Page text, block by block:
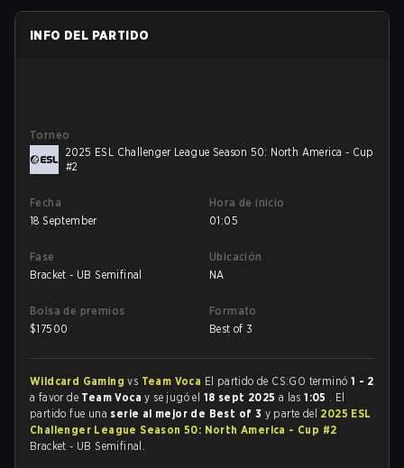
INFO DEL PARTIDO
Torneo
2025 ESL Challenger League Season 50: North America - Cup
#2
Fecha
18 September
Hora de inicio
01:05
Fase
Bracket - UB Semifinal
Ubicación
NA
Bolsa de premios
$17500
Formato
Best of 3
Wildcard Gamingvs Team Voca El partido de CS:GO terminó 1 - 2
a favor de Team Vocay se jugó el 18 sept 2025 a las1:05 . El
partido fue una serie al mejor de Best of 3 y parte del 2025 ESL
Challenger League Season 50: North America - Cup #2
Bracket - UB Semifinal.